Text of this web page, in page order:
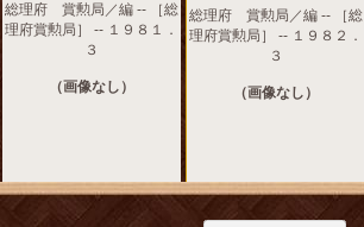
総理府 賞勲局／編 -- ［総
理府賞勲局］ -- １９８１．
３
（画像なし）
総理府 賞勲局／編 -- ［総
理府賞勲局］ -- １９８２．
３
（画像なし）